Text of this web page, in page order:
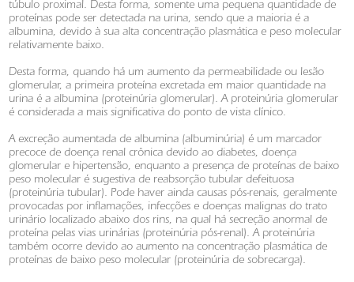
túbulo proximal. Desta forma, somente uma pequena quantidade de
proteínas pode ser detectada na urina, sendo que a maioria é a
albumina, devido à sua alta concentração plasmática e peso molecular
relativamente baixo.
Desta forma, quando há um aumento da permeabilidade ou lesão
glomerular, a primeira proteína excretada em maior quantidade na
urina é a albumina (proteinúria glomerular). A proteinúria glomerular
é considerada a mais significativa do ponto de vista clínico.
A excreção aumentada de albumina (albuminúria) é um marcador
precoce de doença renal crônica devido ao diabetes, doença
glomerular e hipertensão, enquanto a presença de proteínas de baixo
peso molecular é sugestiva de reabsorção tubular defeituosa
(proteinúria tubular). Pode haver ainda causas pós-renais, geralmente
provocadas por inflamações, infecções e doenças malignas do trato
urinário localizado abaixo dos rins, na qual há secreção anormal de
proteína pelas vias urinárias (proteinúria pós-renal). A proteinúria
também ocorre devido ao aumento na concentração plasmática de
proteínas de baixo peso molecular (proteinúria de sobrecarga).